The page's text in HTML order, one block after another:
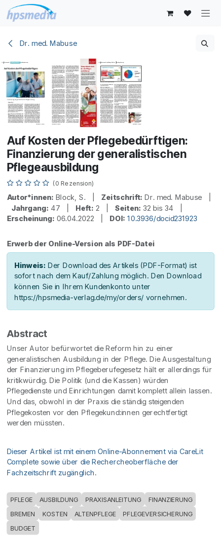
Zum Inhalt springen
Dr. med. Mabuse
Auf Kosten der Pflegebedürftigen:
Finanzierung der generalistischen
Pflegeausbildung
(0 Rezension)
Autor*innen: Block, S. | Zeitschrift: Dr. med. Mabuse |
Jahrgang: 47 | Heft: 2 |Seiten: 32 bis 34 |
Erscheinung: 06.04.2022 | DOI: 10.3936/docid231923
Erwerb der Online-Version als PDF-Datei
Hinweis: Der Download des Artikels (PDF-Format) ist
sofort nach dem Kauf/Zahlung möglich. Den Download
können Sie in Ihrem Kundenkonto unter
https://hpsmedia-verlag.de/my/orders/ vornehmen.
Abstract
Unser Autor befürwortet die Reform hin zu einer
generalistischen Ausbildung in der Pflege. Die Ausgestaltung
der Finanzierung im Pflegeberufegesetz hält er allerdings für
kritikwürdig. Die Politik (und die Kassen) würden
Pflegedienste und Einrichtungen damit komplett allein lassen.
Und das, obwohl in der Praxis die ständig steigenden
Pflegekosten vor den Pflegekund:innen gerechtfertigt
werden müssten.
Dieser Artikel ist mit einem Online-Abonnement via CareLit
Complete sowie über die Rechercheoberfläche der
Fachzeitschrift zugänglich.
PFLEGE AUSBILDUNG PRAXISANLEITUNG FINANZIERUNG
BREMEN KOSTEN ALTENPFLEGE PFLEGEVERSICHERUNG
BUDGET